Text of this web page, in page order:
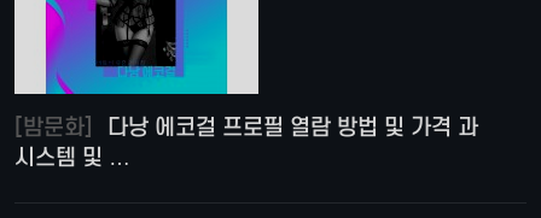
[밤문화]
시스템 및 …